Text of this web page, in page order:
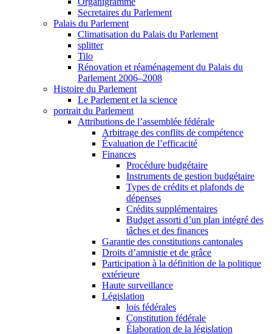
Secretaires du Parlement
Palais du Parlement
Climatisation du Palais du Parlement
splitter
Tilo
Rénovation et réaménagement du Palais du
Parlement 2006–2008
Histoire du Parlement
Le Parlement et la science
portrait du Parlement
Attributions de l’assemblée fédérale
Arbitrage des conflits de compétence
Évaluation de l’efficacité
Finances
Procédure budgétaire
Instruments de gestion budgétaire
Types de crédits et plafonds de
dépenses
Crédits supplémentaires
Budget assorti d’un plan intégré des
tâches et des finances
Garantie des constitutions cantonales
Droits d’amnistie et de grâce
Participation à la définition de la politique
extérieure
Haute surveillance
Législation
lois fédérales
Constitution fédérale
Élaboration de la législation